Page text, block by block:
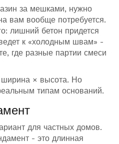
за мешками, нужно
вам вообще потребуется.
лишний бетон придется
к «холодным швам» -
где разные партии смеси
× высота. Но
типам оснований.
для частных домов.
- это длинная